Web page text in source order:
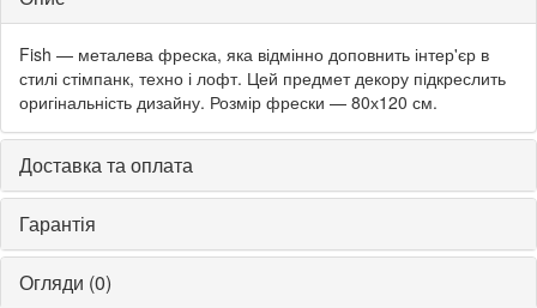
Fish — металева фреска, яка відмінно доповнить інтер'єр в
стилі стімпанк, техно і лофт. Цей предмет декору підкреслить
оригінальність дизайну. Розмір фрески — 80х120 см.
Доставка та оплата
Гарантія
Огляди (0)